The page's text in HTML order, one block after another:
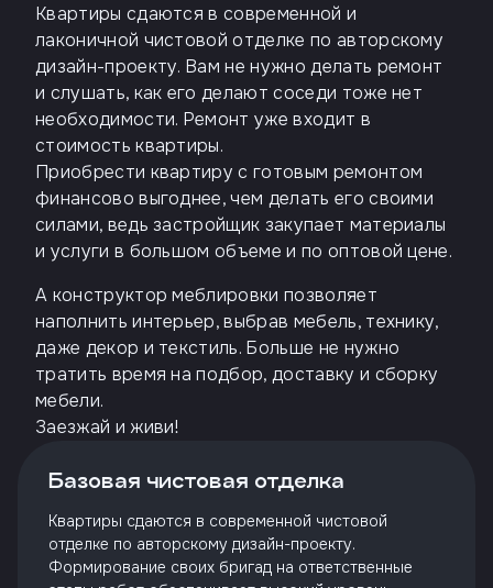
Квартиры сдаются в современной и
лаконичной чистовой отделке по авторскому
дизайн-проекту. Вам не нужно делать ремонт
и слушать, как его делают соседи тоже нет
необходимости. Ремонт уже входит в
стоимость квартиры.
Приобрести квартиру с готовым ремонтом
финансово выгоднее, чем делать его своими
силами, ведь застройщик закупает материалы
и услуги в большом объеме и по оптовой цене.
А конструктор меблировки позволяет
наполнить интерьер, выбрав мебель, технику,
даже декор и текстиль. Больше не нужно
тратить время на подбор, доставку и сборку
мебели.
Заезжай и живи!
Базовая чистовая отделка
Квартиры сдаются в современной чистовой
отделке по авторскому дизайн-проекту.
Формирование своих бригад на ответственные